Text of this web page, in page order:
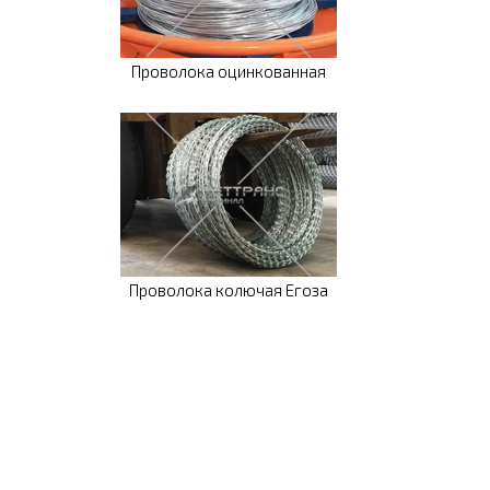
Проволока оцинкованная
Проволока колючая Егоза